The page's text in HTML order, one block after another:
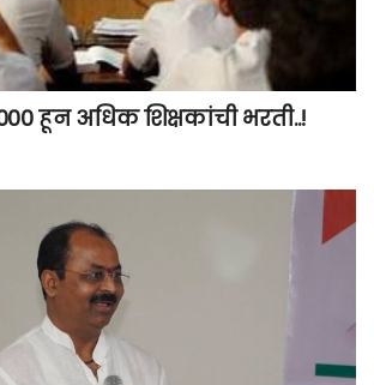
हून अधिक शिक्षकांची भरती..!